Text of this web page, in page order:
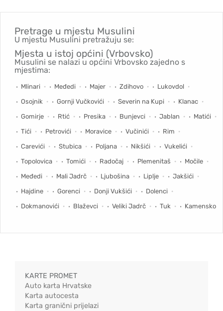
Pretrage u mjestu Musulini
U mjestu Musulini pretražuju se:
Mjesta u istoj općini (Vrbovsko)
Musulini se nalazi u općini Vrbovsko zajedno s
mjestima:
Mlinari Međedi Majer Zdihovo
Lukovdol
Osojnik
Gornji Vučkovići Severin na Kupi
Klanac
Gomirje
Rtić Presika Bunjevci Jablan
Matići
Tići
Petrovići Moravice Vučinići
Rim
Carevići
Stubica Poljana Nikšići
Vukelići
Topolovica
Tomići Radočaj Plemenitaš
Močile
Međedi
Mali Jadrč Ljubošina Liplje
Jakšići
Hajdine
Gorenci Donji Vukšići
Dolenci
Dokmanovići
Blaževci Veliki Jadrč Tuk Kamensko
KARTE PROMET
Auto karta Hrvatske
Karta autocesta
Karta granični prijelazi